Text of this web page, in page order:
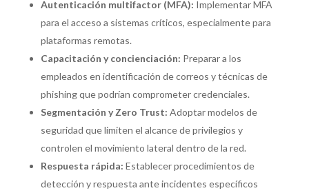
Autenticación multifactor (MFA): Implementar MFA
para el acceso a sistemas críticos, especialmente para
plataformas remotas.
Capacitación y concienciación: Preparar a los
empleados en identificación de correos y técnicas de
phishing que podrían comprometer credenciales.
Segmentación y Zero Trust: Adoptar modelos de
seguridad que limiten el alcance de privilegios y
controlen el movimiento lateral dentro de la red.
Respuesta rápida: Establecer procedimientos de
detección y respuesta ante incidentes específicos